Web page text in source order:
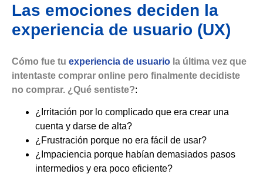
Las emociones deciden la
experiencia de usuario (UX)
Cómo fue tu experiencia de usuario la última vez que
intentaste comprar online pero finalmente decidiste
no comprar. ¿Qué sentiste?:
¿Irritación por lo complicado que era crear una
cuenta y darse de alta?
¿Frustración porque no era fácil de usar?
¿Impaciencia porque habían demasiados pasos
intermedios y era poco eficiente?